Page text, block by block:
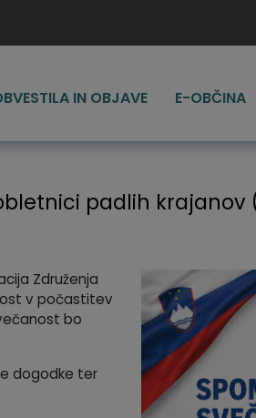
IN OBJAVE E-OBČINA
padlih krajanov
Združenja
v počastitev
bo
dogodke ter